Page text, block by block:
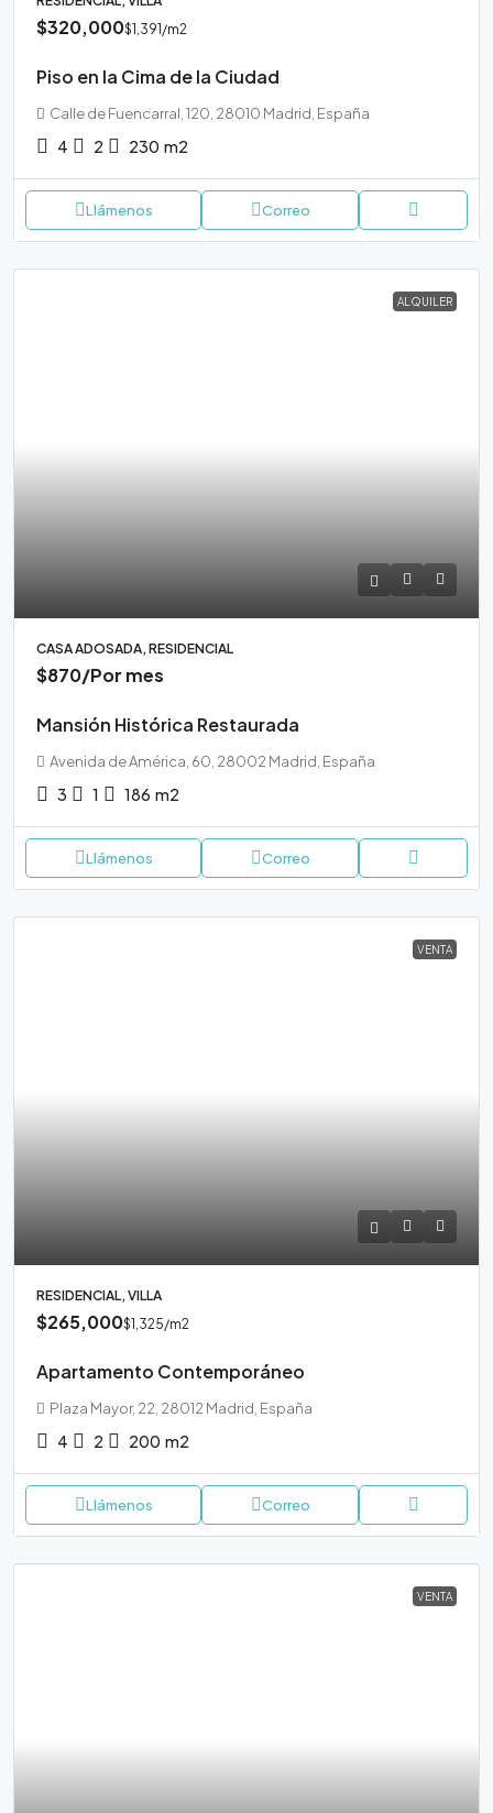
$320,000$1,391 /m2
Piso en la Cima de la Ciudad
Calle de Fuencarral, 120, 28010 Madrid, España
4 2 230 m2
Llámenos Correo
ALQUILER
CASA ADOSADA, RESIDENCIAL
$870/Por mes
Mansión Histórica Restaurada
Avenida de América, 60, 28002 Madrid, España
3 1 186 m2
Llámenos Correo
VENTA
RESIDENCIAL, VILLA
$265,000$1,325/m2
Apartamento Contemporáneo
Plaza Mayor, 22, 28012 Madrid, España
4 2 200 m2
Llámenos Correo
VENTA